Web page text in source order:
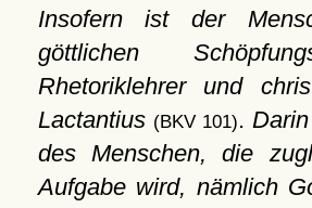
Insofern ist der
göttlichen
Rhetoriklehrer und
Lactantius (BKV 101).
des Menschen, die
Aufgabe wird, nämlich